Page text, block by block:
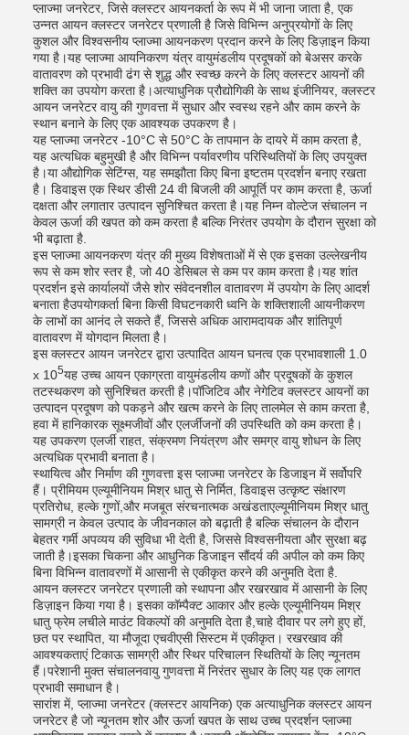
प्लाज्मा जनरेटर, जिसे क्लस्टर आयनकर्ता के रूप में भी जाना जाता है, एक
उन्नत आयन क्लस्टर जनरेटर प्रणाली है जिसे विभिन्न अनुप्रयोगों के लिए
कुशल और विश्वसनीय प्लाज्मा आयनकरण प्रदान करने के लिए डिज़ाइन किया
गया है।यह प्लाज्मा आयनिकरण यंत्र वायुमंडलीय प्रदूषकों को बेअसर करके
वातावरण को प्रभावी ढंग से शुद्ध और स्वच्छ करने के लिए क्लस्टर आयनों की
शक्ति का उपयोग करता है।अत्याधुनिक प्रौद्योगिकी के साथ इंजीनियर, क्लस्टर
आयन जनरेटर वायु की गुणवत्ता में सुधार और स्वस्थ रहने और काम करने के
स्थान बनाने के लिए एक आवश्यक उपकरण है।
यह प्लाज्मा जनरेटर -10°C से 50°C के तापमान के दायरे में काम करता है,
यह अत्यधिक बहुमुखी है और विभिन्न पर्यावरणीय परिस्थितियों के लिए उपयुक्त
है।या औद्योगिक सेटिंग्स, यह समझौता किए बिना इष्टतम प्रदर्शन बनाए रखता
है। डिवाइस एक स्थिर डीसी 24 वी बिजली की आपूर्ति पर काम करता है, ऊर्जा
दक्षता और लगातार उत्पादन सुनिश्चित करता है।यह निम्न वोल्टेज संचालन न
केवल ऊर्जा की खपत को कम करता है बल्कि निरंतर उपयोग के दौरान सुरक्षा को
भी बढ़ाता है.
इस प्लाज्मा आयनकरण यंत्र की मुख्य विशेषताओं में से एक इसका उल्लेखनीय
रूप से कम शोर स्तर है, जो 40 डेसिबल से कम पर काम करता है।यह शांत
प्रदर्शन इसे कार्यालयों जैसे शोर संवेदनशील वातावरण में उपयोग के लिए आदर्श
बनाता हैउपयोगकर्ता बिना किसी विघटनकारी ध्वनि के शक्तिशाली आयनीकरण
के लाभों का आनंद ले सकते हैं, जिससे अधिक आरामदायक और शांतिपूर्ण
वातावरण में योगदान मिलता है।
इस क्लस्टर आयन जनरेटर द्वारा उत्पादित आयन घनत्व एक प्रभावशाली 1.0
x 105यह उच्च आयन एकाग्रता वायुमंडलीय कणों और प्रदूषकों के कुशल
तटस्थकरण को सुनिश्चित करती है।पॉजिटिव और नेगेटिव क्लस्टर आयनों का
उत्पादन प्रदूषण को पकड़ने और खत्म करने के लिए तालमेल से काम करता है,
हवा में हानिकारक सूक्ष्मजीवों और एलर्जीजनों की उपस्थिति को कम करता है।
यह उपकरण एलर्जी राहत, संक्रमण नियंत्रण और समग्र वायु शोधन के लिए
अत्यधिक प्रभावी बनाता है।
स्थायित्व और निर्माण की गुणवत्ता इस प्लाज्मा जनरेटर के डिजाइन में सर्वोपरि
हैं। प्रीमियम एल्यूमीनियम मिश्र धातु से निर्मित, डिवाइस उत्कृष्ट संक्षारण
प्रतिरोध, हल्के गुणों,और मजबूत संरचनात्मक अखंडताएल्यूमीनियम मिश्र धातु
सामग्री न केवल उत्पाद के जीवनकाल को बढ़ाती है बल्कि संचालन के दौरान
बेहतर गर्मी अपव्यय की सुविधा भी देती है, जिससे विश्वसनीयता और सुरक्षा बढ़
जाती है।इसका चिकना और आधुनिक डिजाइन सौंदर्य की अपील को कम किए
बिना विभिन्न वातावरणों में आसानी से एकीकृत करने की अनुमति देता है.
आयन क्लस्टर जनरेटर प्रणाली को स्थापना और रखरखाव में आसानी के लिए
डिज़ाइन किया गया है। इसका कॉम्पैक्ट आकार और हल्के एल्यूमीनियम मिश्र
धातु फ्रेम लचीले माउंट विकल्पों की अनुमति देता है,चाहे दीवार पर लगे हुए हों,
छत पर स्थापित, या मौजूदा एचवीएसी सिस्टम में एकीकृत। रखरखाव की
आवश्यकताएं टिकाऊ सामग्री और स्थिर परिचालन स्थितियों के लिए न्यूनतम
हैं।परेशानी मुक्त संचालनवायु गुणवत्ता में निरंतर सुधार के लिए यह एक लागत
प्रभावी समाधान है।
सारांश में, प्लाज्मा जनरेटर (क्लस्टर आयनिक) एक अत्याधुनिक क्लस्टर आयन
जनरेटर है जो न्यूनतम शोर और ऊर्जा खपत के साथ उच्च प्रदर्शन प्लाज्मा